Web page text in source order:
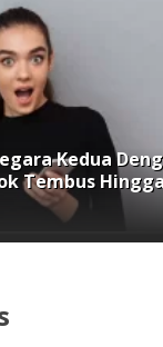
Kedua
Tembus